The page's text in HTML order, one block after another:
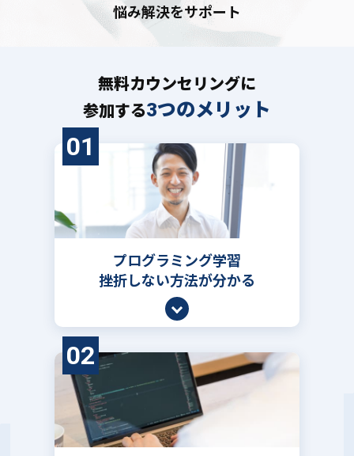
悩み解決をサポート
無料カウンセリングに
参加する3つのメリット
01
プログラミング学習
挫折しない方法が分かる
02